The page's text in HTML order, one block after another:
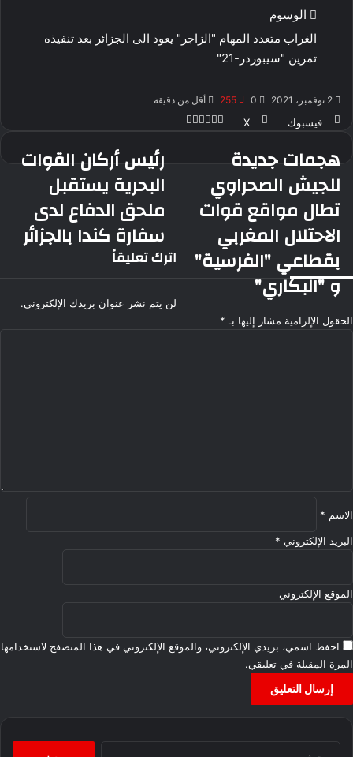
الوسوم
الغراب متعدد المهام "الزاجر" يعود الى الجزائر بعد تنفيذه
تمرين "سيبوردر-21"
2 نوفمبر، 2021 0
255 أقل من دقيقة
فيسبوك ‫X
هجمات
جديدة
للجيش
الصحراوي
مواقع
قوات
الاحتلال
المغربي
"الفرسية"
هجمات جديدة
للجيش الصحراوي
تطال مواقع قوات
الاحتلال المغربي
بقطاعي "الفرسية"
و "البكاري"
رئيس
أركان
القوات
البحرية
يستقبل
ملحق
الدفاع
كندا
رئيس أركان القوات
البحرية يستقبل
ملحق الدفاع لدى
سفارة كندا بالجزائر
اترك تعليقاً
لن يتم نشر عنوان بريدك الإلكتروني.
الحقول الإلزامية مشار إليها بـ *
الاسم *
البريد الإلكتروني *
الموقع الإلكتروني
احفظ اسمي، بريدي الإلكتروني، والموقع الإلكتروني في هذا المتصفح لاستخدامها
المرة المقبلة في تعليقي.